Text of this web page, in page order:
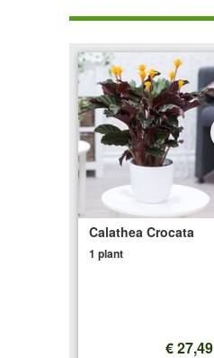
Calathea Crocata
1 plant
€ 27,49